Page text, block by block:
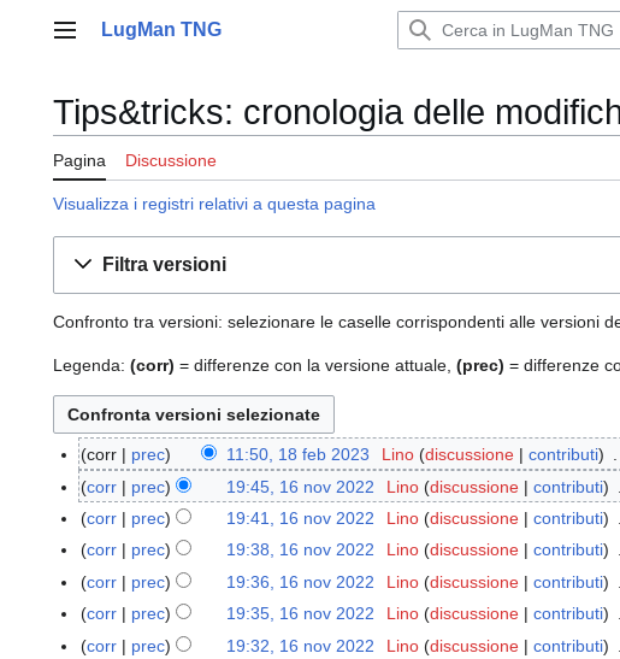
Menu principale
LugMan TNG
Tips&tricks: cronologia delle
Pagina Discussione
Visualizza i registri relativi a questa pagina
Filtra versioni
Confronto tra versioni: selezionare le caselle corrispondenti alle versioni
Legenda: (corr) = differenze con la versione attuale, (prec) = differenze
1
8
2
0
2
corr prec 11:50, 18 feb 2023 Lino discussione contributi
1
6
2
0
corr prec 19:45, 16 nov 2022 Lino discussione contributi
corr
prec 19:41, 16 nov 2022 Lino discussione contributi
corr
prec 19:38, 16 nov 2022 Lino discussione contributi
corr
prec 19:36, 16 nov 2022 Lino discussione contributi
corr
prec 19:35, 16 nov 2022 Lino discussione contributi
Ncorr prec 19:32, 16 nov 2022 Lino discussione contributi